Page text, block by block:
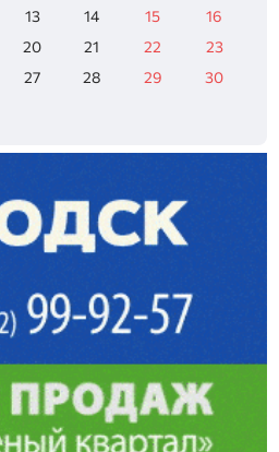
13 14 15
16
20 21 22
23
27 28 29
30